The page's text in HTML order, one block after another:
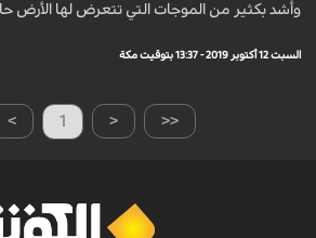
وأشد بكثير من الموجات التي تتعرض لها الأرض
السبت 12 أكتوبر 2019 - 13:37 بتوقيت مكة
> 1 < <<